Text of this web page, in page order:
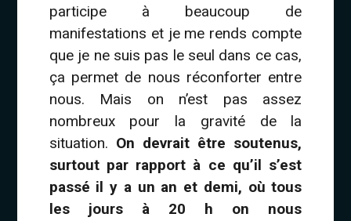
participe à beaucoup de
manifestations et je me rends compte
que je ne suis pas le seul dans ce cas,
ça permet de nous réconforter entre
nous. Mais on n’est pas assez
nombreux pour la gravité de la
situation. On devrait être soutenus,
surtout par rapport à ce qu’il s’est
passé il y a un an et demi, où tous
les jours à 20 h on nous